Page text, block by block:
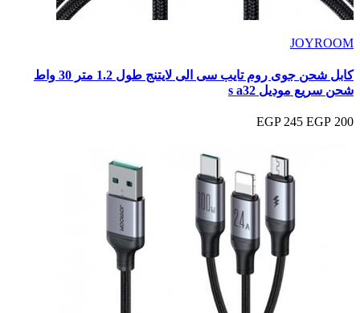
JOYROOM
كابل شحن جوى روم تايب سى الى لايتنج طول 1.2 متر 30 واط
شحن سريع موديل s a32
200 EGP
245 EGP